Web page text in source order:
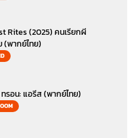
Rites (2025) คนเรียกผี
(พากย์ไทย)
รอน: แอรีส (พากย์ไทย)